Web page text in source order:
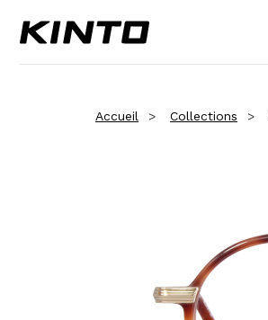
Accueil Collections